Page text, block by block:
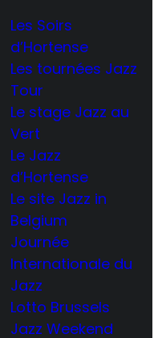
Les Soirs
d’Hortense
Les tournées Jazz
Tour
Le stage Jazz au
Vert
Le Jazz
d’Hortense
Le site Jazz in
Belgium
Journée
Internationale du
Jazz
Lotto Brussels
Jazz Weekend